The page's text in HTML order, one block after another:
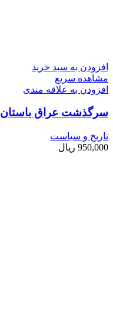
افزودن به سبد خرید
مشاهده سریع
افزودن به علاقه مندی
سرگذشت عراق باستان
تاریخ و سیاست
950,000 ریال